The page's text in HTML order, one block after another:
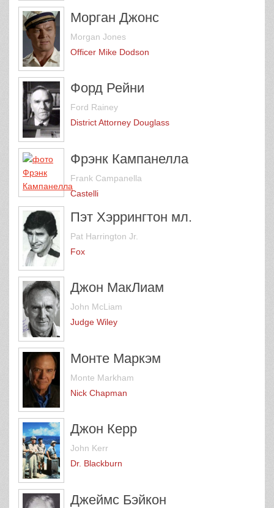
Морган Джонс
Morgan Jones
Officer Mike Dodson
Форд Рейни
Ford Rainey
District Attorney Douglass
Фрэнк Кампанелла
Frank Campanella
Castelli
Пэт Хэррингтон мл.
Pat Harrington Jr.
Fox
Джон МакЛиам
John McLiam
Judge Wiley
Монте Маркэм
Monte Markham
Nick Chapman
Джон Керр
John Kerr
Dr. Blackburn
Джеймс Бэйкон